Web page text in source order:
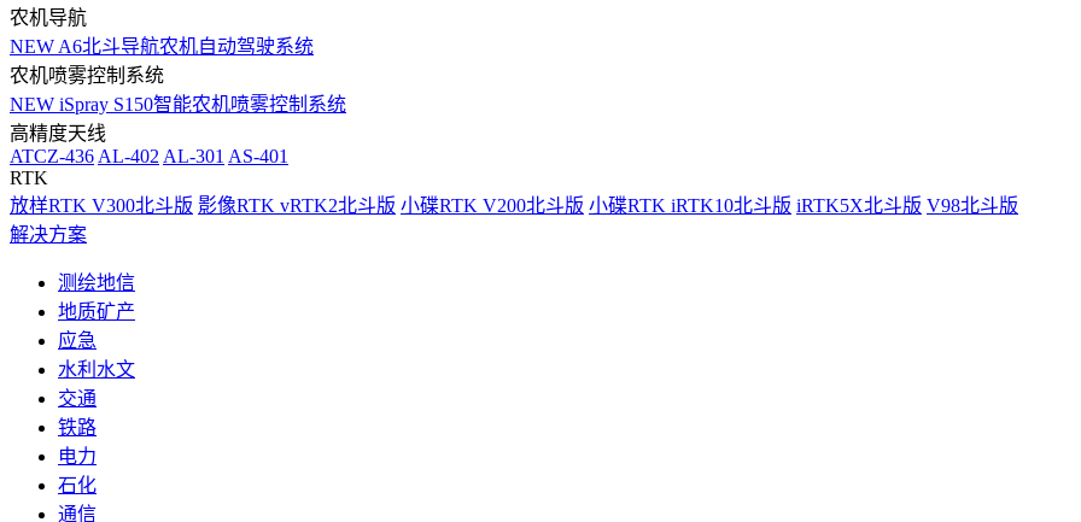
农机导航
NEW A6北斗导航农机自动驾驶系统
农机喷雾控制系统
NEW iSpray S150智能农机喷雾控制系统
高精度天线
ATCZ-436 AL-402 AL-301 AS-401
RTK
放样RTK V300北斗版 影像RTK vRTK2北斗版 小碟RTK V200北斗版 小碟RTK iRTK10北斗版 iRTK5X北斗版 V98北斗版
解决方案
测绘地信
地质矿产
应急
水利水文
交通
铁路
电力
石化
通信